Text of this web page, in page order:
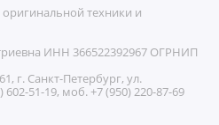
оригинальной техники и
ИНН 366522392967 ОГРНИП
г. Санкт-Петербург, ул.
602-51-19, моб. +7 (950) 220-87-69